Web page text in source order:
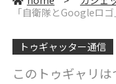
「自衛隊とGoogleロゴ
トゥギャッター通信
このトゥギャリ